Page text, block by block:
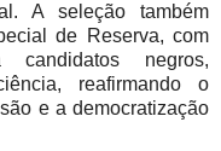
A seleção também
de Reserva, com
candidatos negros,
reafirmando o
e a democratização